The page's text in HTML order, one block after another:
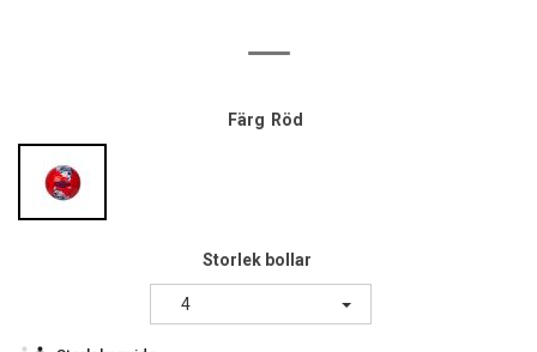
Färg Röd
Storlek bollar
4